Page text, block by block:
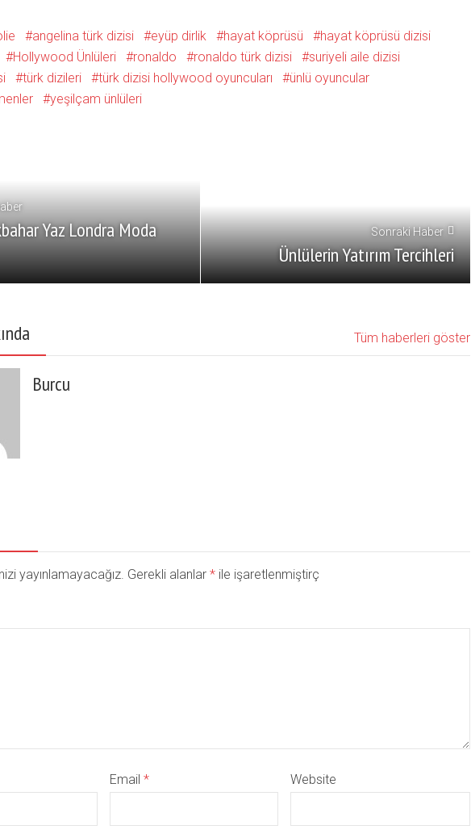
angelina türk dizisi eyüp dirlik hayat köprüsü
hayat köprüsü dizisi
Hollywood Ünlüleri ronaldo ronaldo türk dizisi
suriyeli aile dizisi
türk dizileri türk dizisi hollywood oyuncuları
ünlü oyuncular
yeşilçam ünlüleri
Yaz Londra Moda
Sonraki Haber
Ünlülerin Yatırım Tercihleri
Tüm haberleri göster
Burcu
yayınlamayacağız. Gerekli alanlar * ile işaretlenmiştirç
Email * Website